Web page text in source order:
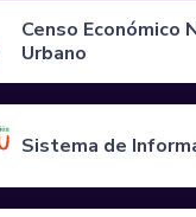
Censo Económico
Urbano
Sistema de